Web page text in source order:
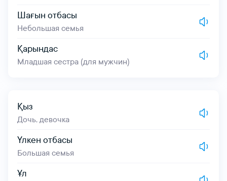
Шағын отбасы
Небольшая семья
Қарындас
Младшая сестра (для мужчин)
Қыз
Дочь, девочка
Үлкен отбасы
Большая семья
Ұл
сөзіңізді қайталаңыз
таңдаңыз